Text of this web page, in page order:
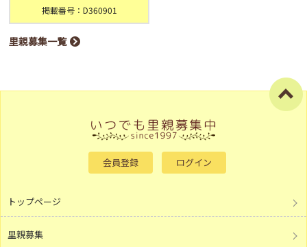
掲載番号：D360901
里親募集一覧
会員登録 ログイン
トップページ
里親募集